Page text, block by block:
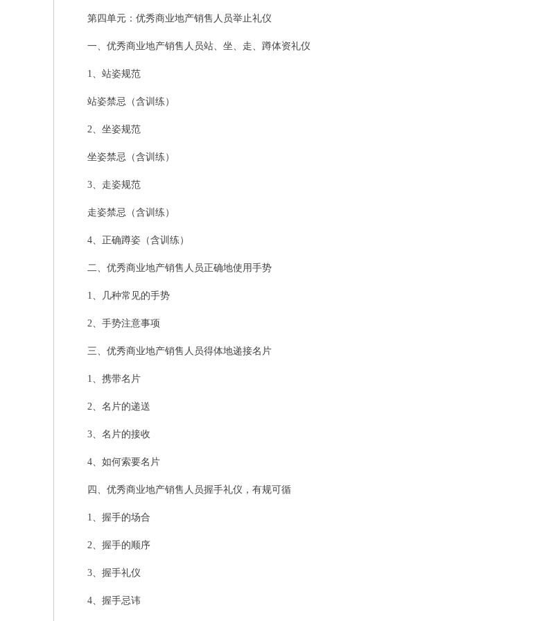
第四单元：优秀商业地产销售人员举止礼仪
一、优秀商业地产销售人员站、坐、走、蹲体资礼仪
1、站姿规范
站姿禁忌（含训练）
2、坐姿规范
坐姿禁忌（含训练）
3、走姿规范
走姿禁忌（含训练）
4、正确蹲姿（含训练）
二、优秀商业地产销售人员正确地使用手势
1、几种常见的手势
2、手势注意事项
三、优秀商业地产销售人员得体地递接名片
1、携带名片
2、名片的递送
3、名片的接收
4、如何索要名片
四、优秀商业地产销售人员握手礼仪，有规可循
1、握手的场合
2、握手的顺序
3、握手礼仪
4、握手忌讳